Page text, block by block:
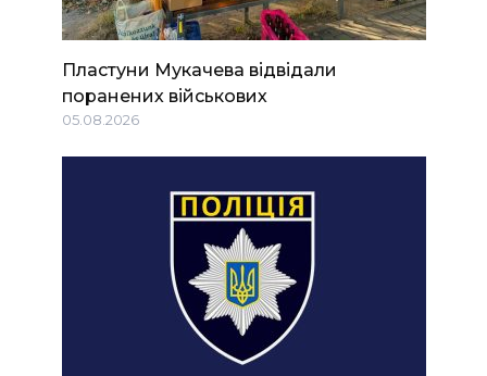
Пластуни Мукачева відвідали
поранених військових
05.08.2026